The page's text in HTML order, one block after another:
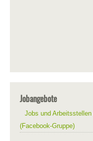
Jobangebote
Jobs und
(Facebook-Gruppe)